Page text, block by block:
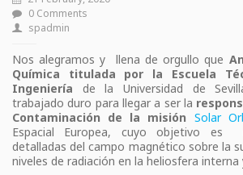
0 Comments
spadmin
Nos alegramos y llena de orgullo que
Química titulada por la Escuela
Ingeniería de la Universidad de
trabajado duro para llegar a ser la
Contaminación de la misión Solar
Espacial Europea, cuyo objetivo es
detalladas del campo magnético sobre la
niveles de radiación en la heliosfera interna